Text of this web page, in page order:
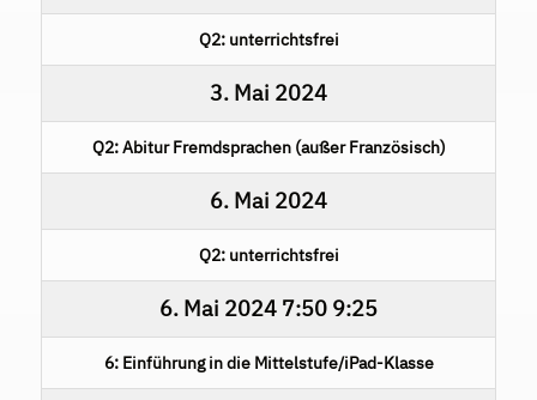
Q2: unterrichtsfrei
3. Mai 2024
Q2: Abitur Fremdsprachen (außer Französisch)
6. Mai 2024
Q2: unterrichtsfrei
6. Mai 2024 7:50 9:25
6: Einführung in die Mittelstufe/iPad-Klasse